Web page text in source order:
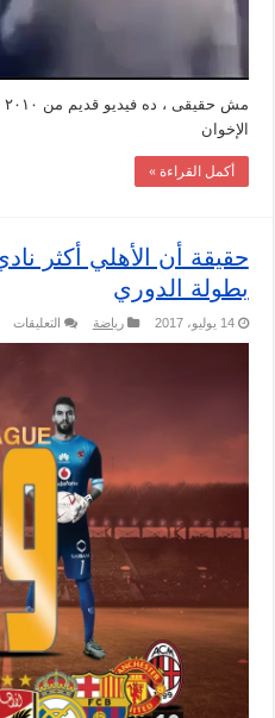
الإخوان
أكمل القراءة »
حقيقة أن الأهلي أكثر
بطولة الدوري
14 يوليو، 2017 رياضة التعليقات